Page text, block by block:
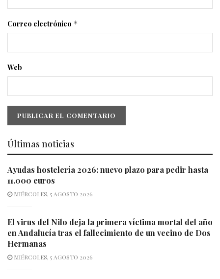
Correo electrónico *
Web
Últimas noticias
Ayudas hostelería 2026: nuevo plazo para pedir hasta
11.000 euros
MIÉRCOLES, 5 AGOSTO 2026
El virus del Nilo deja la primera víctima mortal del año
en Andalucía tras el fallecimiento de un vecino de Dos
Hermanas
MIÉRCOLES, 5 AGOSTO 2026